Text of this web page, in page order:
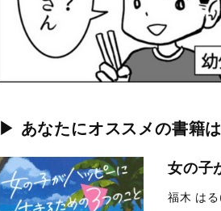
▶︎ あなたにオススメの書籍
女の子
福木 は